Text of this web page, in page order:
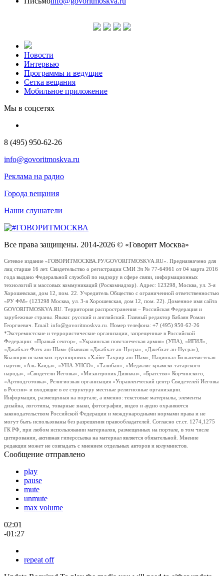
Новости
Интервью
Программы и ведущие
Сетка вещания
Мобильное приложение
Мы в соцсетях
8 (495) 950-62-26
info@govoritmoskva.ru
Реклама на радио
Города вещания
Наши слушатели
Все права защищены. 2014-2026 © «Говорит Москва»
Сетевое издание «ГОВОРИТМОСКВА.РУ/GOVORITMOSKVA.RU». Предназначено для
лиц старше 16 лет. Свидетельство о регистрации СМИ Эл № 77-64961 от 04 марта 2016
года выдано Федеральной службой по надзору в сфере связи, информационных
технологий и массовых коммуникаций (Роскомнадзор). Адрес: 123298, Москва, ул. 3-я
Хорошевская, дом 12, пом. 22. Учредитель Общество с ограниченной ответственностью
«РУ ФМ» (123298 Москва, ул. 3-я Хорошевская, дом 12, пом. 22). Доменное имя сайта
GOVORITMOSKVA.RU. Территория распространения – Российская Федерация и
зарубежные страны. Языки: русский и английский. Главный редактор Бабаян Роман
Георгиевич. Email: info@govoritmoskva.ru. Номер телефона: +7 (495) 950-62-26
*Экстремистские и террористические организации, запрещенные в Российской
Федерации: «Правый сектор», «Украинская повстанческая армия» (УПА), «ИГИЛ»,
«Джабхат Фатх аш-Шам» (бывшая «Джабхат ан-Нусра», «Джебхат ан-Нусра»),
Коалиция исламских группировок «Хайят Тахрир аш-Шам», Национал-Большевистская
партия, «Аль-Каида», «УНА-УНСО», «Талибан», «Меджлис крымско-татарского
народа», «Свидетели Иеговы», «Мизантропик Дивижн», «Братство» Корчинского,
«Артподготовка», Религиозная организация «Управленческий центр Свидетелей Иеговы
в России» и входящие в ее структуру местные религиозные организации.
Информация, размещенная на портале, а именно: текстовые материалы, элементы
дизайна, логотипы, товарные знаки, фотографии, видео и аудио охраняются
законодательством Российской Федерации и международными нормами права и не
могут быть использованы без разрешения правообладателей. Согласно ст.ст. 1274,1275
ГК РФ, при любом использовании материалов, размещенных на портале, в том числе
цитировании, активная гиперссылка на материал является обязательной. Мнение
редакции может не совпадать с мнением отдельных авторов и колумнистов.
Сообщение отправлено
play
pause
mute
unmute
max volume
02:01
-01:27
repeat off